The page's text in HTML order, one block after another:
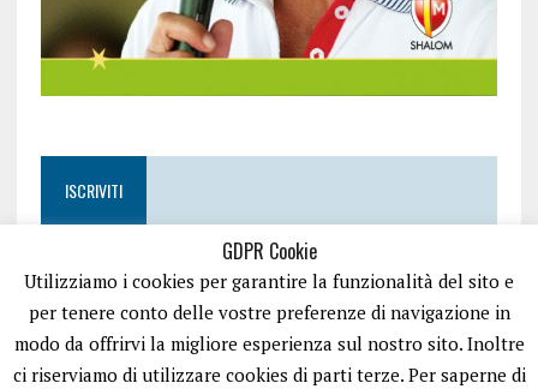
ISCRIVITI
GDPR Cookie
Utilizziamo i cookies per garantire la funzionalità del sito e
per tenere conto delle vostre preferenze di navigazione in
modo da offrirvi la migliore esperienza sul nostro sito. Inoltre
ci riserviamo di utilizzare cookies di parti terze. Per saperne di